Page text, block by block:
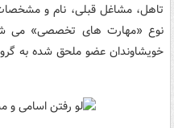
تاهل، مشاغل قبلی، نام و
نوع «مهارت های تخصصی» می
خویشاوندان عضو ملحق شده به